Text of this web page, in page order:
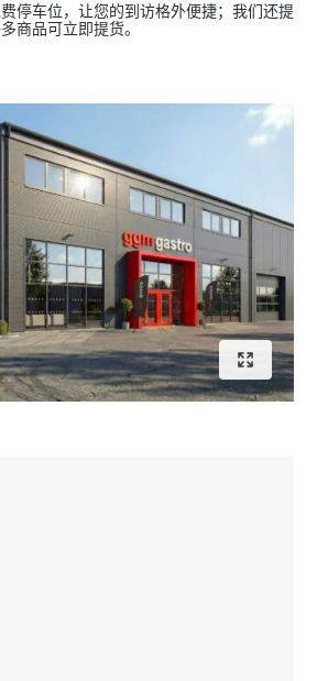
停车位，让您的到访格外便捷；我们还提
商品可立即提货。